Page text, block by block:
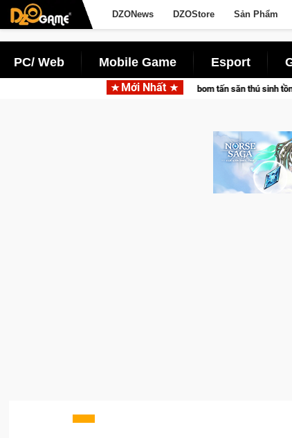
DZONews DZOStore Sản Phẩm
PC/ Web Mobile Game Esport
Mới Nhất
cùng Pocketpair đưa bom tấn săn thú sinh tồn lên di động với tên gọi